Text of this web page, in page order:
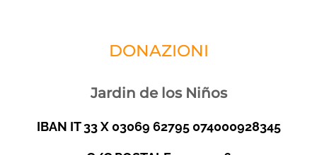
DONAZIONI
Jardin de los Niños
IBAN IT 33 X 03069 62795 074000928345